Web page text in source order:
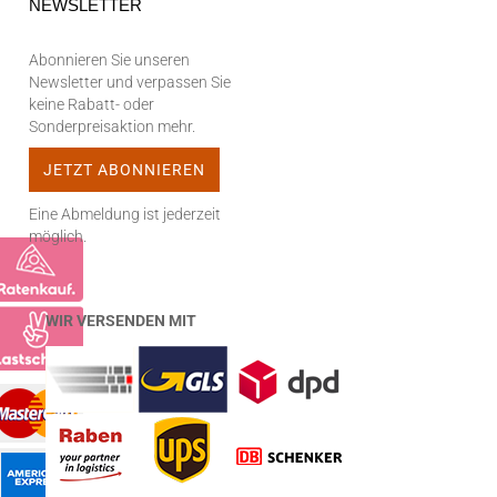
NEWSLETTER
Abonnieren Sie unseren
Newsletter und verpassen Sie
keine Rabatt- oder
Sonderpreisaktion mehr.
Eine Abmeldung ist jederzeit
möglich.
WIR VERSENDEN MIT